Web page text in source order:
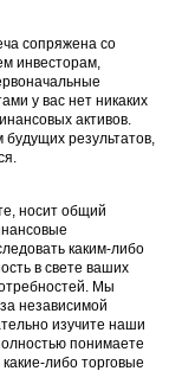
сопряжена со
инвесторам,
у вас нет никаких
активов.
результатов,
носит общий
каким-либо
в свете ваших
Мы
независимой
изучите наши
понимаете
либо торговые